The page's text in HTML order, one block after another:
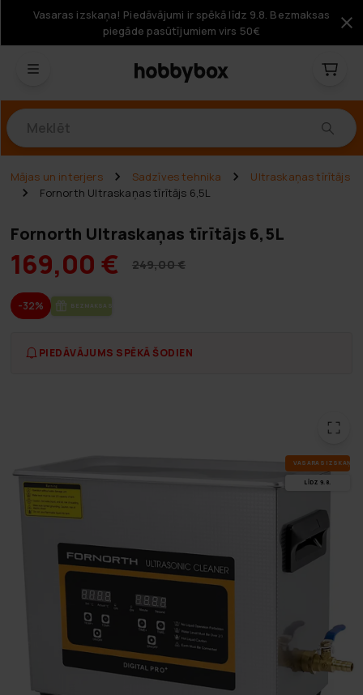
Vasaras izskaņa! Piedāvājumi ir spēkā līdz 9.8. Bezmaksas
piegāde pasūtījumiem virs 50€
Mājas un interjers Sadzīves tehnika
Ultraskaņas tīrītājs
Fornorth Ultraskaņas tīrītājs 6,5L
Fornorth Ultraskaņas tīrītājs 6,5L
169,00 € 249,00 €
-32% BEZ­MAK­SAS PIE­GĀ­DE
PIEDĀVĀJUMS SPĒKĀ ŠODIEN
VA­SA­RAS IZ­SKA­ŅA
LĪDZ 9.8.